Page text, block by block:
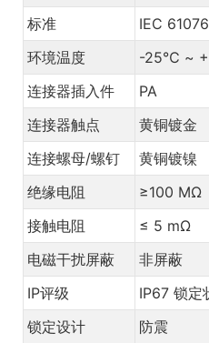
标准
IEC
环境温度
-25℃ ~
连接器插入件
PA
连接器触点
黄铜镀金
连接螺母/螺钉
黄铜镀镍
绝缘电阻
≥100 MΩ
接触电阻
≤ 5 mΩ
电磁干扰屏蔽
非屏蔽
IP评级
IP67 锁定
锁定设计
防震